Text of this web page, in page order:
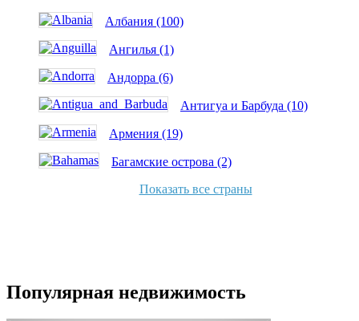
Албания (100)
Ангилья (1)
Андорра (6)
Антигуа и Барбуда (10)
Армения (19)
Багамские острова (2)
Показать все страны
Популярная недвижимость